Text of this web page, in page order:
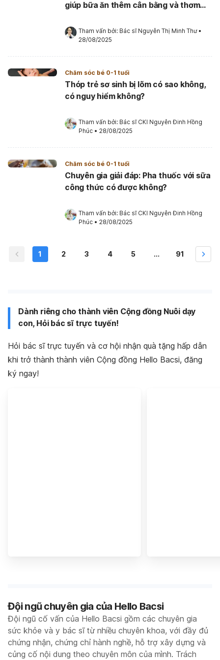
giúp bữa ăn thêm cân bằng và thơm
Tham vấn bởi: Bác sĩ Nguyễn Thị Minh Thư •
28/08/2025
Chăm sóc bé 0-1 tuổi
Thóp trẻ sơ sinh bị lõm có sao không,
có nguy hiểm không?
Tham vấn bởi: Bác sĩ CKI Nguyễn Đinh Hồng
Phúc • 28/08/2025
Chăm sóc bé 0-1 tuổi
Chuyên gia giải đáp: Pha thuốc với sữa
công thức có được không?
Tham vấn bởi: Bác sĩ CKI Nguyễn Đinh Hồng
Phúc • 28/08/2025
1 2 3 4 5 ... 91
Dành riêng cho thành viên Cộng đồng Nuôi dạy
con, Hỏi bác sĩ trực tuyến!
Hỏi bác sĩ trực tuyến và cơ hội nhận quà tặng hấp dẫn
khi trở thành thành viên Cộng đồng Hello Bacsi, đăng
ký ngay!
Đội ngũ chuyên gia của Hello Bacsi
Đội ngũ cố vấn của Hello Bacsi gồm các chuyên gia
sức khỏe và y bác sĩ từ nhiều chuyên khoa, với đầy đủ
chứng nhận, chứng chỉ hành nghề, hỗ trợ xây dựng và
củng cố nội dung theo chuyên môn của mình. Trách